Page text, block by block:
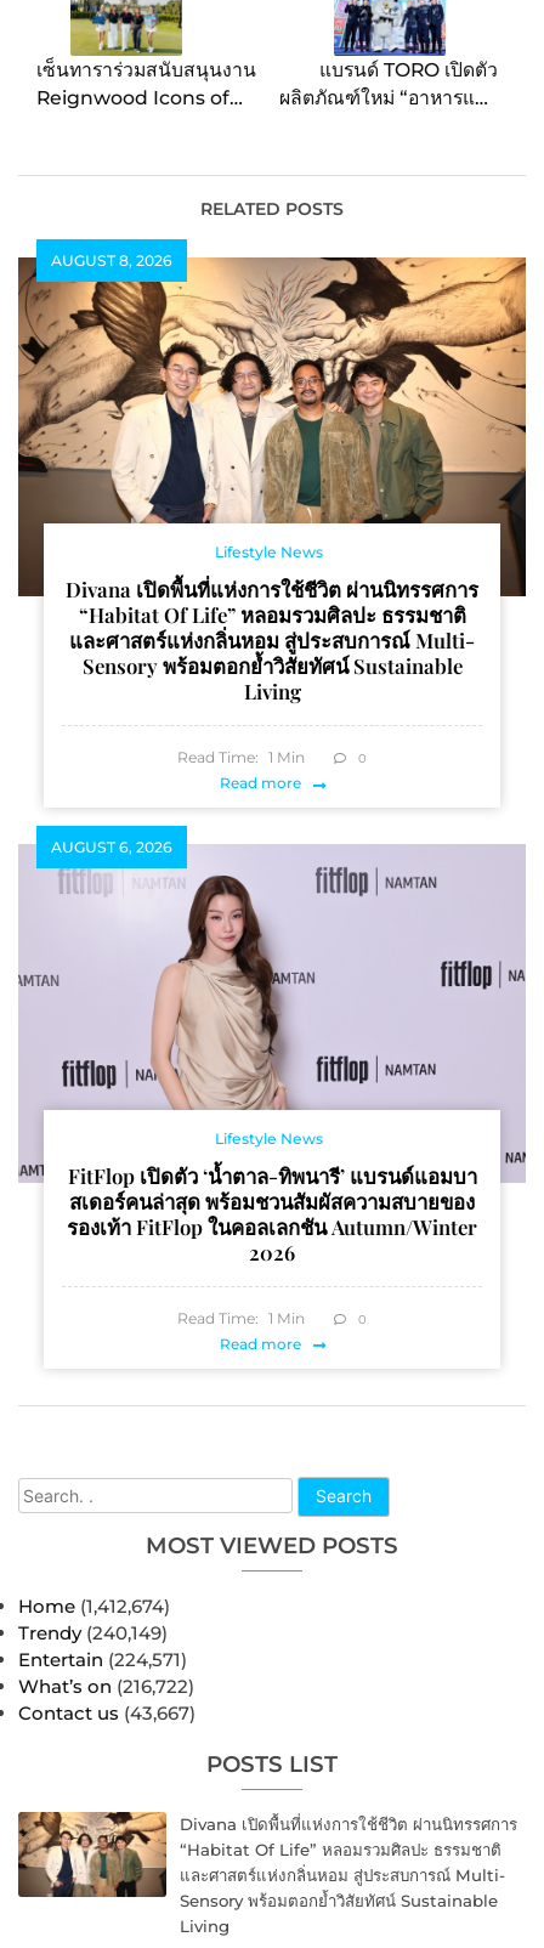
Search
MOST VIEWED POSTS
Home (1,412,674)
Trendy (240,149)
Entertain (224,571)
What’s on (216,722)
Contact us (43,667)
POSTS LIST
Divana เปิดพื้นที่แห่งการใช้ชีวิต ผ่านนิทรรศการ
“Habitat Of Life” หลอมรวมศิลปะ ธรรมชาติ
และศาสตร์แห่งกลิ่นหอม สู่ประสบการณ์ Multi-
Sensory พร้อมตอกย้ำวิสัยทัศน์ Sustainable
Living
เซ็นทาราร่วมสนับสนุนงาน
Reignwood Icons of
ด้านกีฬาระดับโลก
แบรนด์ TORO เปิดตัว
ผลิตภัณฑ์ใหม่ “อาหารแมว
ประกาศ!! ความยิ่งใหญ่
“โทโร่ อาหารแมวของคน
RELATED POSTS
AUGUST 8, 2026
Lifestyle News
Divana เปิดพื้นที่แห่งการใช้ชีวิต ผ่านนิทรรศการ
“Habitat Of Life” หลอมรวมศิลปะ ธรรมชาติ
และศาสตร์แห่งกลิ่นหอม สู่ประสบการณ์ Multi-
Sensory พร้อมตอกย้ำวิสัยทัศน์ Sustainable
Living
Read Time: 1 Min 0
Read more
AUGUST 6, 2026
Lifestyle News
FitFlop เปิดตัว ‘น้ำตาล-ทิพนารี’ แบรนด์แอมบา
สเดอร์คนล่าสุด พร้อมชวนสัมผัสความสบายของ
รองเท้า FitFlop ในคอลเลกชัน Autumn/Winter
2026
Read Time: 1 Min 0
Read more